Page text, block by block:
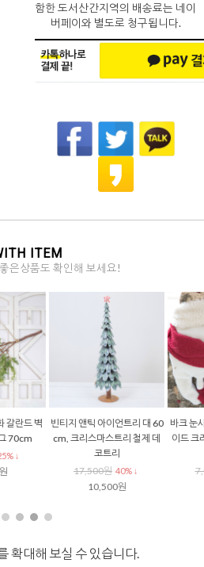
함한 도서산간지역의 배송료는 네이
버페이와 별도로 청구됩니다.
ITEM
은상품도 확인해 보세요!
람 장식 인형 헨드메
스마스눈사람 카페
원
크리스마스조화 솔잎 레드베
리 열매 피크 조화가지 45cm
3,500원
2,700원
확대해 보실 수 있습니다.